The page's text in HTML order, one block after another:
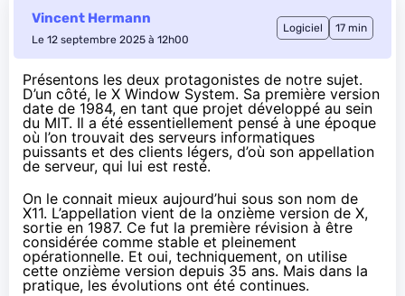
Vincent Hermann
Le 12 septembre 2025 à 12h00
Logiciel 17 min
Présentons les deux protagonistes de notre sujet.
D’un côté, le X Window System. Sa première version
date de 1984, en tant que projet développé au sein
du MIT. Il a été essentiellement pensé à une époque
où l’on trouvait des serveurs informatiques
puissants et des clients légers, d’où son appellation
de serveur, qui lui est resté.
On le connait mieux aujourd’hui sous son nom de
X11. L’appellation vient de la onzième version de X,
sortie en 1987. Ce fut la première révision à être
considérée comme stable et pleinement
opérationnelle. Et oui, techniquement, on utilise
cette onzième version depuis 35 ans. Mais dans la
pratique, les évolutions ont été continues.